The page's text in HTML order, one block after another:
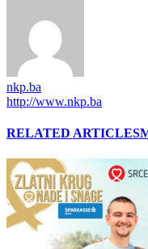
nkp.ba
http://www.nkp.ba
RELATED ARTICLES